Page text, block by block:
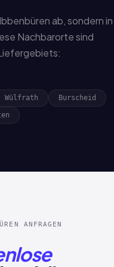
ab, sondern in
Nachbarorte sind
Wülfrath Burscheid
ANFRAGEN